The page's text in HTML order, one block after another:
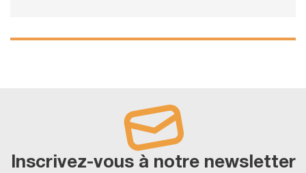
Inscrivez-vous à notre newsletter